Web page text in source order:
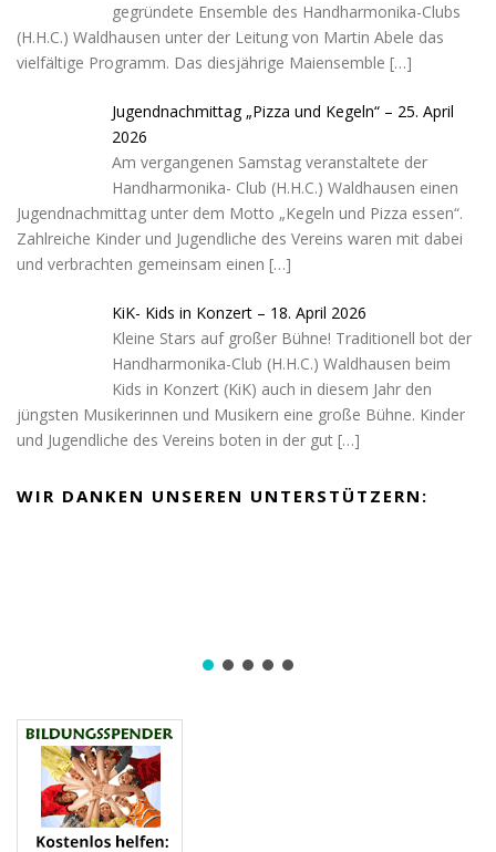
gegründete Ensemble des Handharmonika-Clubs
(H.H.C.) Waldhausen unter der Leitung von Martin Abele das
vielfältige Programm. Das diesjährige Maiensemble […]
Jugendnachmittag „Pizza und Kegeln“ – 25. April
2026
Am vergangenen Samstag veranstaltete der
Handharmonika- Club (H.H.C.) Waldhausen einen
Jugendnachmittag unter dem Motto „Kegeln und Pizza essen“.
Zahlreiche Kinder und Jugendliche des Vereins waren mit dabei
und verbrachten gemeinsam einen […]
KiK- Kids in Konzert – 18. April 2026
Kleine Stars auf großer Bühne! Traditionell bot der
Handharmonika-Club (H.H.C.) Waldhausen beim
Kids in Konzert (KiK) auch in diesem Jahr den
jüngsten Musikerinnen und Musikern eine große Bühne. Kinder
und Jugendliche des Vereins boten in der gut […]
WIR DANKEN UNSEREN UNTERSTÜTZERN: